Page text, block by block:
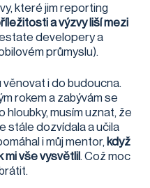
které jim reporting
a výzvy liší mezi
developery a
průmyslu).
i do budoucna.
rokem a zabývám se
musím uznat, že
stále dozvídala a učila
i můj mentor, když
mi vše vysvětlil . Což moc